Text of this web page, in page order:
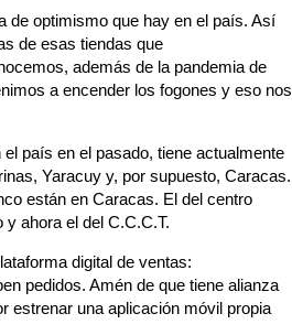
de optimismo que hay en el país. Así
de esas tiendas que
además de la pandemia de
a encender los fogones y eso nos
país en el pasado, tiene actualmente
Yaracuy y, por supuesto, Caracas.
están en Caracas. El del centro
ahora el del C.C.C.T.
digital de ventas:
pedidos. Amén de que tiene alianza
estrenar una aplicación móvil propia